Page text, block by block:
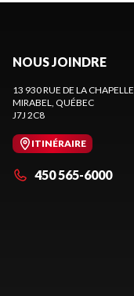
NOUS JOINDRE
13 930 RUE DE LA CHAPELLE
MIRABEL
, QUÉBEC
J7J 2C8
ITINÉRAIRE
450 565-6000